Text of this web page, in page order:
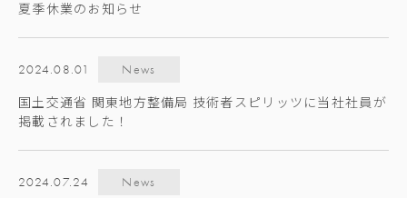
夏季休業のお知らせ
2024.08.01 News
国土交通省 関東地方整備局 技術者スピリッツに当社社員が
掲載されました！
2024.07.24 News